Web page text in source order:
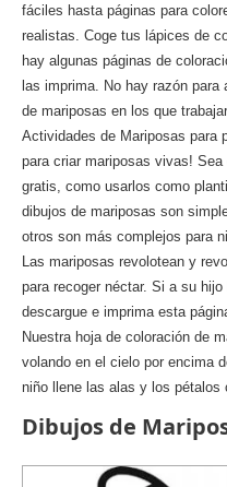
fáciles hasta páginas para
realistas. Coge tus lápices de
hay algunas páginas de
las imprima. No hay razón
de mariposas en los que
Actividades de Mariposas para
para criar mariposas vivas!
gratis, como usarlos como
dibujos de mariposas son
otros son más complejos para
Las mariposas revolotean y
para recoger néctar. Si a su
descargue e imprima esta
Nuestra hoja de coloración de
volando en el cielo por encima
niño llene las alas y los
Dibujos de